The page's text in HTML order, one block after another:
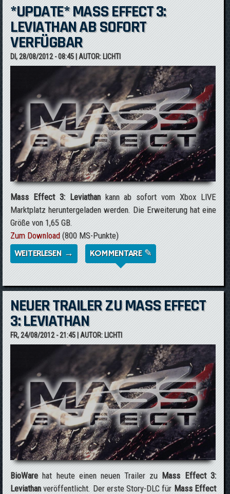
*UPDATE* MASS EFFECT 3:
LEVIATHAN AB SOFORT
VERFÜGBAR
DI, 28/08/2012 - 08:45| AUTOR:LICHTI
Mass Effect 3: Leviathankann ab sofort vom Xbox LIVE
Marktplatz heruntergeladen werden. Die Erweiterung hat eine
Größe von 1,65 GB.
Zum Download(800 MS-Punkte)
WEITERLESEN → ÜBER *UPDATE* MASS EFFECT 3:
LEVIATHAN AB SOFORT VERFÜGBAR
KOMMENTARE ✎
NEUER TRAILER ZU MASS EFFECT
3: LEVIATHAN
FR, 24/08/2012 - 21:45| AUTOR:LICHTI
BioWarehat heute einen neuen Trailer zuMass Effect 3:
Leviathanveröffentlicht. Der erste Story-DLC fürMass Effect